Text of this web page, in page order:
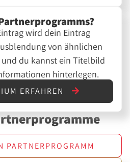
wird dein Eintrag
von ähnlichen
du kannst ein Titelbild
hinterlegen.
ERFAHREN
PARTNERPROGRAMM